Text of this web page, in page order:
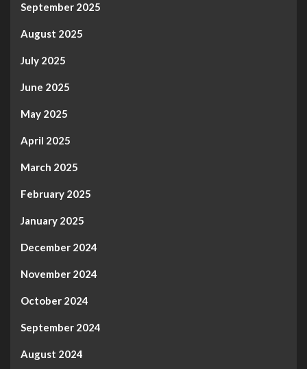
September 2025
August 2025
July 2025
June 2025
May 2025
April 2025
March 2025
February 2025
January 2025
December 2024
November 2024
October 2024
September 2024
August 2024